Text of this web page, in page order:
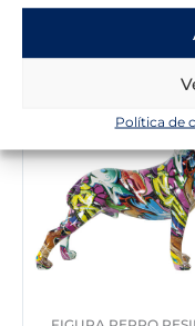
Política de
Novedades en